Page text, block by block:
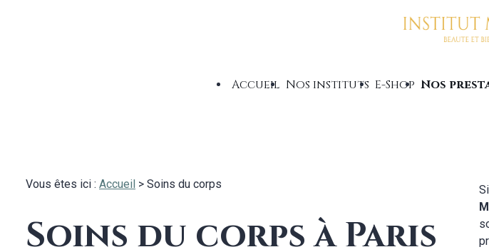
Accueil Nos instituts E-Shop Nos
Vous êtes ici : Accueil > Soins du corps
Soins du corps à Paris